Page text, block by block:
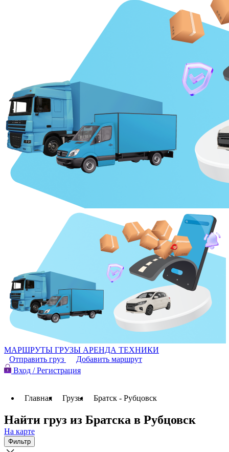
МАРШРУТЫ ГРУЗЫ АРЕНДА ТЕХНИКИ
Отправить груз
Добавить маршрут
Вход / Регистрация
Главная Грузы Братск - Рубцовск
Найти груз из Братска в Рубцовск
На карте
Фильтр